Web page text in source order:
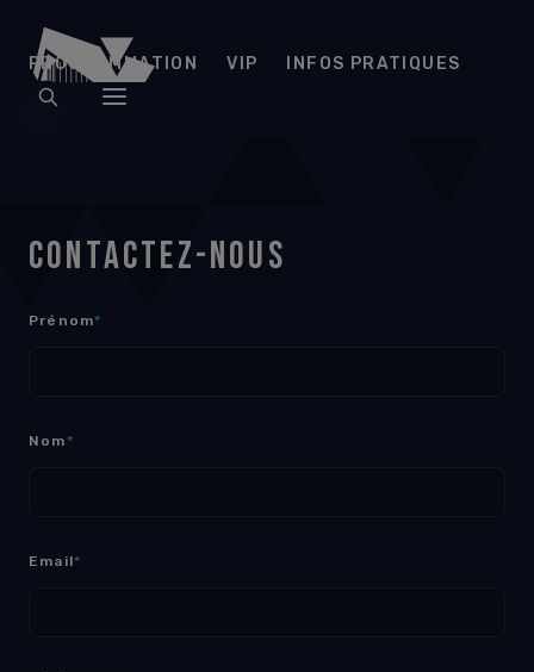
Arena
Futuroscope
PROGRAMMATION VIP INFOS PRATIQUES
CONTACTEZ-NOUS
Prénom*
Nom*
Email*